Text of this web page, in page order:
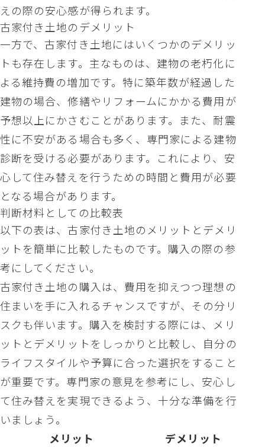
えの際の安心感が得られます。
古家付き土地のデメリット
一方で、古家付き土地にはいくつかのデメリッ
トも存在します。主なものは、建物の老朽化に
よる維持費の増加です。特に築年数が経過した
建物の場合、修繕やリフォームにかかる費用が
予想以上にかさむことがあります。また、耐震
性に不安がある場合も多く、専門家による建物
診断を受ける必要があります。これにより、安
心して住み替えを行うための時間と費用が必要
となる場合があります。
判断材料としての比較表
以下の表は、古家付き土地のメリットとデメリ
ットを簡単に比較したものです。購入の際の参
考にしてください。
古家付き土地の購入は、費用を抑えつつ理想の
住まいを手に入れるチャンスですが、その分リ
スクも伴います。購入を検討する際には、メリ
ットとデメリットをしっかりと比較し、自分の
ライフスタイルや予算に合った選択をすること
が重要です。専門家の意見を参考にし、安心し
て住み替えを実現できるよう、十分な準備を行
いましょう。
メリット
デメリット